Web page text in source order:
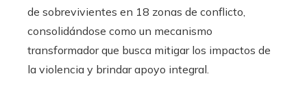
de sobrevivientes en 18 zonas de conflicto,
consolidándose como un mecanismo
transformador que busca mitigar los impactos de
la violencia y brindar apoyo integral.